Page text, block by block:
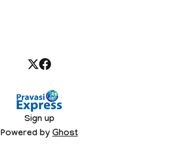
Sign up
Powered by Ghost